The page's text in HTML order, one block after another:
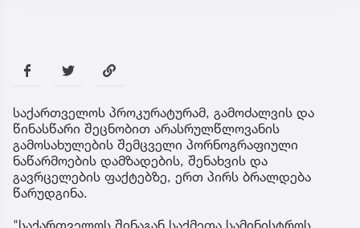
საქართველოს პროკურატურამ, გამოძალვის და
წინასწარი შეცნობით არასრულწლოვანის
გამოსახულების შემცველი პორნოგრაფიული
ნაწარმოების დამზადების, შენახვის და
გავრცელების ფაქტებზე, ერთ პირს ბრალდება
წარუდგინა.
"საქართველოს შინაგან საქმეთა სამინისტროს